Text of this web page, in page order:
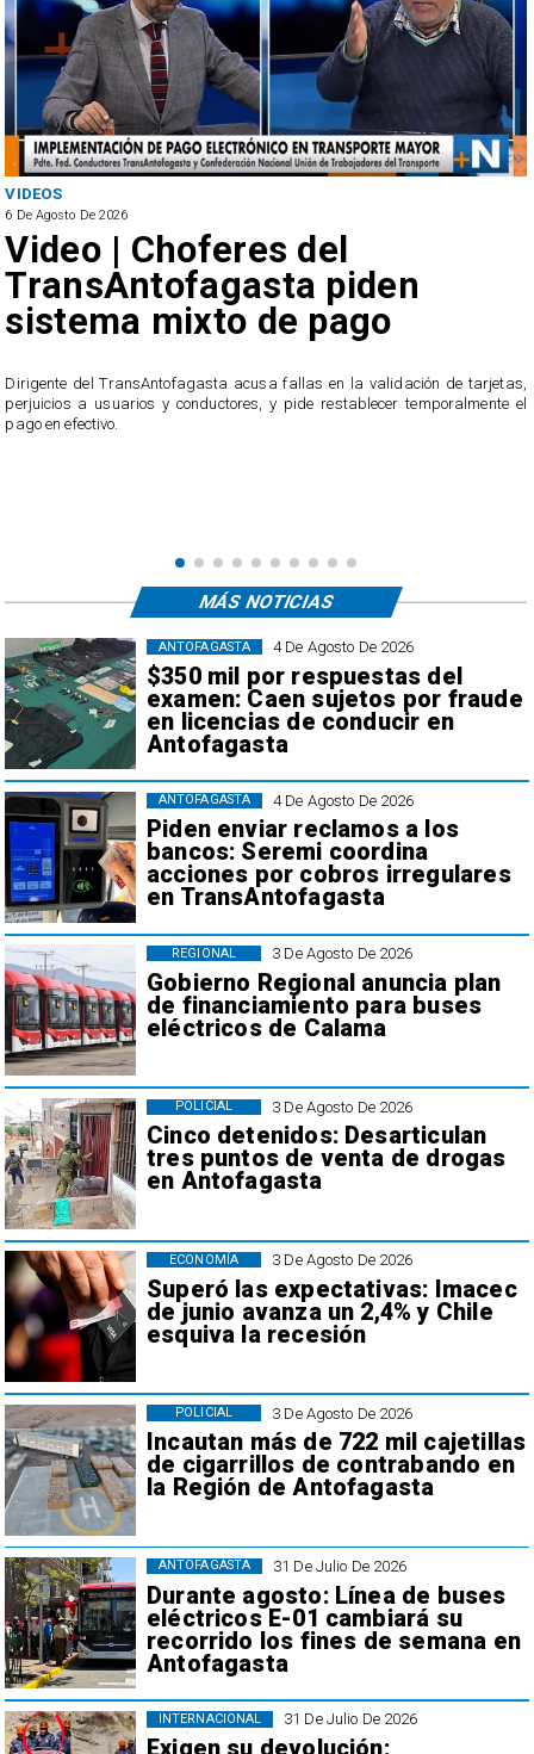
VIDEOS
6 De Agosto De 2026
Video | Choferes del
TransAntofagasta piden
sistema mixto de pago
​Dirigente del TransAntofagasta acusa fallas en la validación de tarjetas,
perjuicios a usuarios y conductores, y pide restablecer temporalmente el
pago en efectivo.
4 De Agosto De 2026
$350 mil por respuestas del
examen: Caen sujetos por fraude
en licencias de conducir en
Antofagasta
ANTOFAGASTA
4 De Agosto De 2026
Piden enviar reclamos a los
bancos: Seremi coordina
acciones por cobros irregulares
en TransAntofagasta
ANTOFAGASTA
3 De Agosto De 2026
Gobierno Regional anuncia plan
de financiamiento para buses
eléctricos de Calama
REGIONAL
3 De Agosto De 2026
Cinco detenidos: Desarticulan
tres puntos de venta de drogas
en Antofagasta
POLICIAL
3 De Agosto De 2026
Superó las expectativas: Imacec
de junio avanza un 2,4% y Chile
esquiva la recesión
ECONOMÍA
3 De Agosto De 2026
Incautan más de 722 mil cajetillas
de cigarrillos de contrabando en
la Región de Antofagasta
POLICIAL
31 De Julio De 2026
Durante agosto: Línea de buses
eléctricos E-01 cambiará su
recorrido los fines de semana en
Antofagasta
ANTOFAGASTA
31 De Julio De 2026
INTERNACIONAL
MÁS NOTICIAS